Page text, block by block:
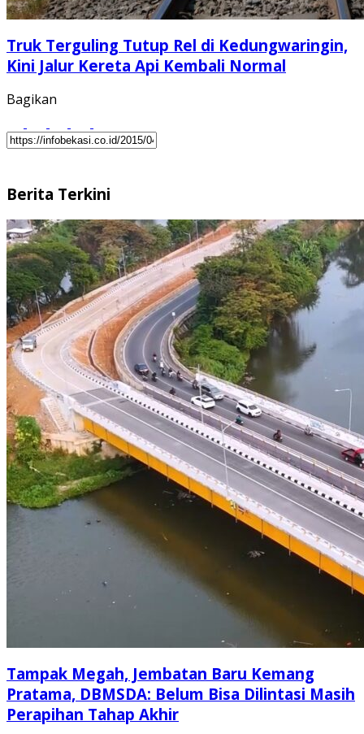
Truk Terguling Tutup Rel di Kedungwaringin,
Kini Jalur Kereta Api Kembali Normal
Bagikan
Berita Terkini
Tampak Megah, Jembatan Baru Kemang
Pratama, DBMSDA: Belum Bisa Dilintasi Masih
Perapihan Tahap Akhir